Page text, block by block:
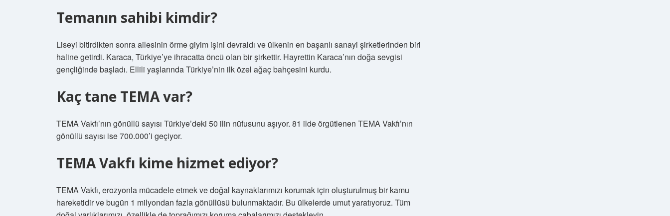
Temanın sahibi kimdir?
Liseyi bitirdikten sonra ailesinin örme giyim işini devraldı ve ülkenin en başarılı sanayi şirketlerinden biri
haline getirdi. Karaca, Türkiye’ye ihracatta öncü olan bir şirkettir. Hayrettin Karaca’nın doğa sevgisi
gençliğinde başladı. Ellili yaşlarında Türkiye’nin ilk özel ağaç bahçesini kurdu.
Kaç tane TEMA var?
TEMA Vakfı’nın gönüllü sayısı Türkiye’deki 50 ilin nüfusunu aşıyor. 81 ilde örgütlenen TEMA Vakfı’nın
gönüllü sayısı ise 700.000’i geçiyor.
TEMA Vakfı kime hizmet ediyor?
TEMA Vakfı, erozyonla mücadele etmek ve doğal kaynaklarımızı korumak için oluşturulmuş bir kamu
hareketidir ve bugün 1 milyondan fazla gönüllüsü bulunmaktadır. Bu ülkelerde umut yaratıyoruz. Tüm